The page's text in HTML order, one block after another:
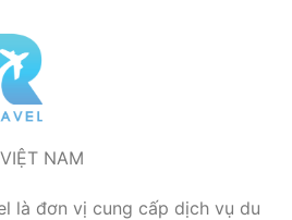
NAM
là đơn vị cung cấp dịch vụ du